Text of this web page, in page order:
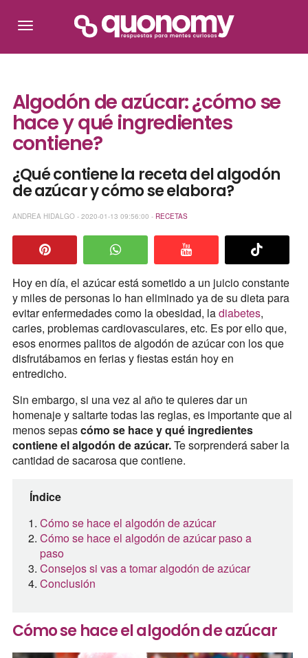
Algodón de azúcar: ¿cómo se
hace y qué ingredientes
contiene?
¿Qué contiene la receta del algodón
de azúcar y cómo se elabora?
ANDREA HIDALGO - 2020-01-13 09:56:00 - RECETAS
Hoy en día, el azúcar está sometido a un juicio constante
y miles de personas lo han eliminado ya de su dieta para
evitar enfermedades como la obesidad, ladiabetes,
caries, problemas cardiovasculares, etc. Es por ello que,
esos enormes palitos de algodón de azúcar con los que
disfrutábamos en ferias y fiestas están hoy en
entredicho.
Sin embargo, si una vez al año te quieres dar un
homenaje y saltarte todas las reglas, es importante que al
menos sepascómo se hace y qué ingredientes
contiene el algodón de azúcar.Te sorprenderá saber la
cantidad de sacarosa que contiene.
Índice
Cómo se hace el algodón de azúcar
Cómo se hace el algodón de azúcar paso a
paso
Consejos si vas a tomar algodón de azúcar
Conclusión
Cómo se hace el algodón de azúcar